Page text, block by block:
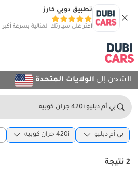
تطبيق دوبي كارز
اعثر على سيارتك المثالية بسرعة أكبر
الشحن إلى الولايات المتحدة
بي أم دبليو 420i جران كوبيه
بي أم دبليو 420i جران كوبيه
2 نتيجة